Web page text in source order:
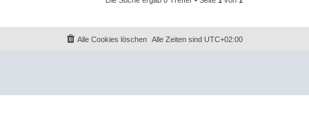
Alle Zeiten sind UTC+02:00
Alle Cookies löschen